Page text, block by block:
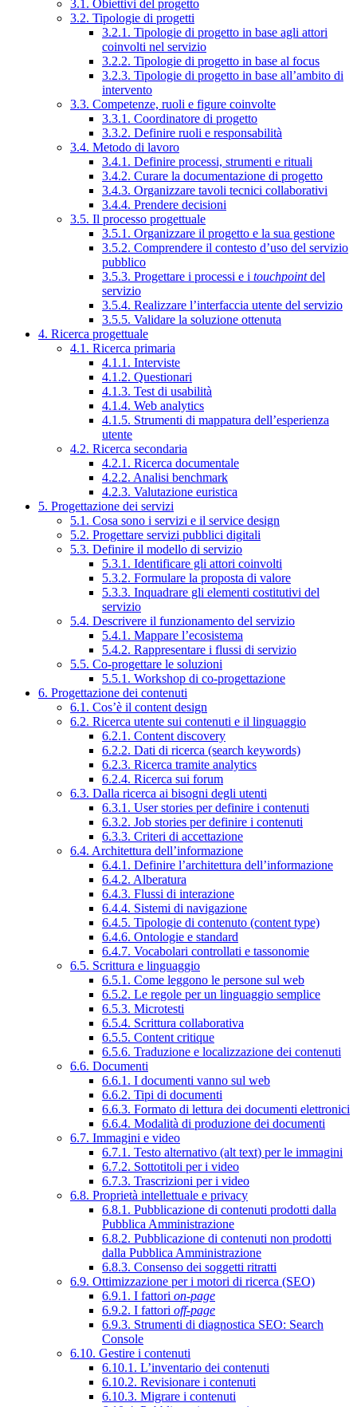
3.1. Obiettivi del progetto
3.2. Tipologie di progetti
3.2.1. Tipologie di progetto in base agli attori
coinvolti nel servizio
3.2.2. Tipologie di progetto in base al focus
3.2.3. Tipologie di progetto in base all’ambito di
intervento
3.3. Competenze, ruoli e figure coinvolte
3.3.1. Coordinatore di progetto
3.3.2. Definire ruoli e responsabilità
3.4. Metodo di lavoro
3.4.1. Definire processi, strumenti e rituali
3.4.2. Curare la documentazione di progetto
3.4.3. Organizzare tavoli tecnici collaborativi
3.4.4. Prendere decisioni
3.5. Il processo progettuale
3.5.1. Organizzare il progetto e la sua gestione
3.5.2. Comprendere il contesto d’uso del servizio
pubblico
3.5.3. Progettare i processi e i touchpointdel
servizio
3.5.4. Realizzare l’interfaccia utente del servizio
3.5.5. Validare la soluzione ottenuta
4. Ricerca progettuale
4.1. Ricerca primaria
4.1.1. Interviste
4.1.2. Questionari
4.1.3. Test di usabilità
4.1.4. Web analytics
4.1.5. Strumenti di mappatura dell’esperienza
utente
4.2. Ricerca secondaria
4.2.1. Ricerca documentale
4.2.2. Analisi benchmark
4.2.3. Valutazione euristica
5. Progettazione dei servizi
5.1. Cosa sono i servizi e il service design
5.2. Progettare servizi pubblici digitali
5.3. Definire il modello di servizio
5.3.1. Identificare gli attori coinvolti
5.3.2. Formulare la proposta di valore
5.3.3. Inquadrare gli elementi costitutivi del
servizio
5.4. Descrivere il funzionamento del servizio
5.4.1. Mappare l’ecosistema
5.4.2. Rappresentare i flussi di servizio
5.5. Co-progettare le soluzioni
5.5.1. Workshop di co-progettazione
6. Progettazione dei contenuti
6.1. Cos’è il content design
6.2. Ricerca utente sui contenuti e il linguaggio
6.2.1. Content discovery
6.2.2. Dati di ricerca (search keywords)
6.2.3. Ricerca tramite analytics
6.2.4. Ricerca sui forum
6.3. Dalla ricerca ai bisogni degli utenti
6.3.1. User stories per definire i contenuti
6.3.2. Job stories per definire i contenuti
6.3.3. Criteri di accettazione
6.4. Architettura dell’informazione
6.4.1. Definire l’architettura dell’informazione
6.4.2. Alberatura
6.4.3. Flussi di interazione
6.4.4. Sistemi di navigazione
6.4.5. Tipologie di contenuto (content type)
6.4.6. Ontologie e standard
6.4.7. Vocabolari controllati e tassonomie
6.5. Scrittura e linguaggio
6.5.1. Come leggono le persone sul web
6.5.2. Le regole per un linguaggio semplice
6.5.3. Microtesti
6.5.4. Scrittura collaborativa
6.5.5. Content critique
6.5.6. Traduzione e localizzazione dei contenuti
6.6. Documenti
6.6.1. I documenti vanno sul web
6.6.2. Tipi di documenti
6.6.3. Formato di lettura dei documenti elettronici
6.6.4. Modalità di produzione dei documenti
6.7. Immagini e video
6.7.1. Testo alternativo (alt text) per le immagini
6.7.2. Sottotitoli per i video
6.7.3. Trascrizioni per i video
6.8. Proprietà intellettuale e privacy
6.8.1. Pubblicazione di contenuti prodotti dalla
Pubblica Amministrazione
6.8.2. Pubblicazione di contenuti non prodotti
dalla Pubblica Amministrazione
6.8.3. Consenso dei soggetti ritratti
6.9. Ottimizzazione per i motori di ricerca (SEO)
6.9.1. I fattori on-page
6.9.2. I fattori off-page
6.9.3. Strumenti di diagnostica SEO: Search
Console
6.10. Gestire i contenuti
6.10.1. L’inventario dei contenuti
6.10.2. Revisionare i contenuti
6.10.3. Migrare i contenuti